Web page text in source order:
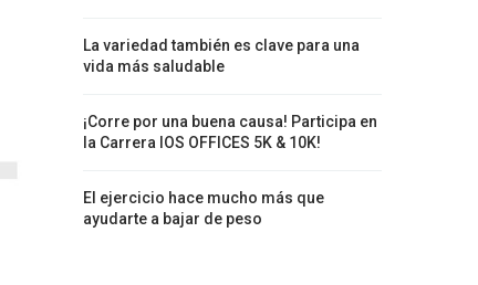
La variedad también es clave para una
vida más saludable
¡Corre por una buena causa! Participa en
la Carrera IOS OFFICES 5K & 10K!
El ejercicio hace mucho más que
ayudarte a bajar de peso